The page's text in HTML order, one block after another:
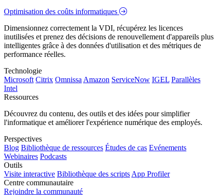
Optimisation des coûts informatiques
Dimensionnez correctement la VDI, récupérez les licences
inutilisées et prenez des décisions de renouvellement d'appareils plus
intelligentes grâce à des données d'utilisation et des métriques de
performance réelles.
Technologie
Microsoft Citrix Omnissa Amazon ServiceNow IGEL Parallèles
Intel
Ressources
Découvrez du contenu, des outils et des idées pour simplifier
l'informatique et améliorer l'expérience numérique des employés.
Perspectives
Blog Bibliothèque de ressources Études de cas Evénements
Webinaires Podcasts
Outils
Visite interactive Bibliothèque des scripts App Profiler
Centre communautaire
Rejoindre la communauté